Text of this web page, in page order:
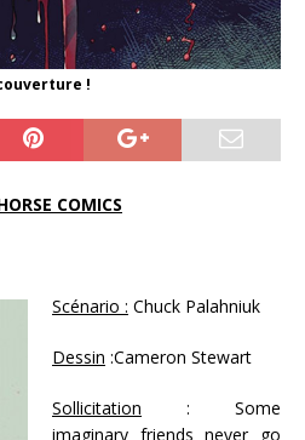
!
COMICS
Scénario : Chuck Palahniuk
Dessin :Cameron Stewart
Sollicitation : Some
imaginary friends never go